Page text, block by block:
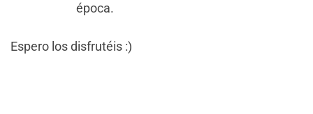
época.
Espero los disfrutéis :)